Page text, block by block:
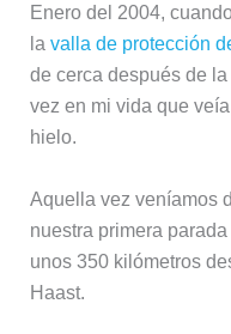
Enero del 2004,
la valla de protección
de cerca después de
vez en mi vida que
hielo.
Aquella vez veníamos
nuestra primera parada
unos 350 kilómetros
Haast.